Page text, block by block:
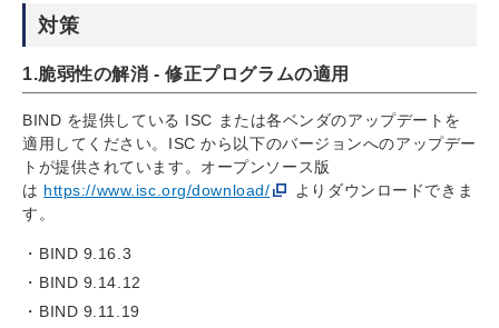
対策
1.脆弱性の解消 - 修正プログラムの適用
BIND を提供している ISC または各ベンダのアップデートを
適用してください。ISC から以下のバージョンへのアップデー
トが提供されています。オープンソース版
は https://www.isc.org/download/
よりダウンロードできま
す。
BIND 9.16.3
BIND 9.14.12
BIND 9.11.19